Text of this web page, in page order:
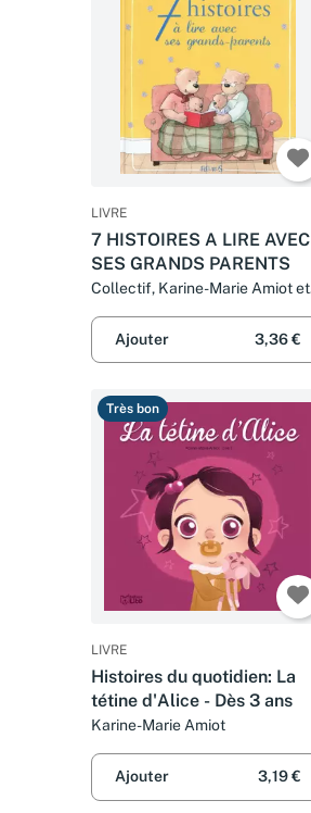
LIVRE
7 HISTOIRES A LIRE AVEC
SES GRANDS PARENTS
Collectif, Karine-Marie Amiot et
Ajouter
3,36 €
Très bon
LIVRE
Histoires du quotidien: La
tétine d'Alice - Dès 3 ans
Karine-Marie Amiot
Ajouter 3,19 €